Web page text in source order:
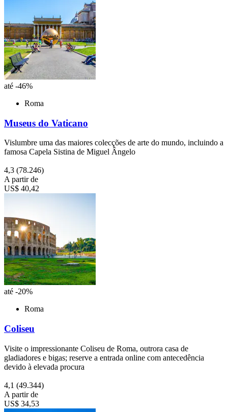
até -46%
Roma
Museus do Vaticano
Vislumbre uma das maiores colecções de arte do mundo, incluindo a
famosa Capela Sistina de Miguel Ângelo
4,3 (78.246)
A partir de
US$ 40,42
até -20%
Roma
Coliseu
Visite o impressionante Coliseu de Roma, outrora casa de
gladiadores e bigas; reserve a entrada online com antecedência
devido à elevada procura
4,1 (49.344)
A partir de
US$ 34,53